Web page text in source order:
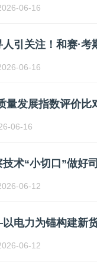
06-16
06-16
量发展指数评价比
06-16
06-12
06-12